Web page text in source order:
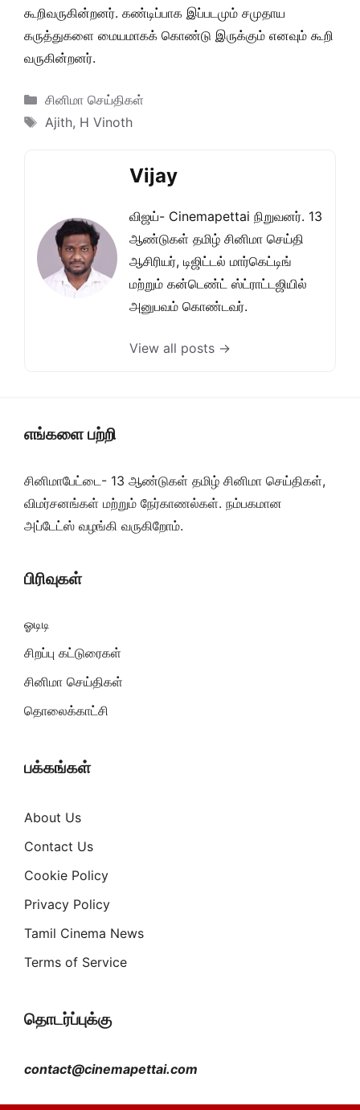
கூறிவருகின்றனர். கண்டிப்பாக இப்படமும் சமுதாய
கருத்துகளை மையமாகக் கொண்டு இருக்கும் எனவும் கூறி
வருகின்றனர்.
Categories
சினிமா செய்திகள்
Tags
Ajith, H Vinoth
Vijay
விஜய்- Cinemapettai நிறுவனர். 13
ஆண்டுகள் தமிழ் சினிமா செய்தி
ஆசிரியர், டிஜிட்டல் மார்கெட்டிங்
மற்றும் கன்டெண்ட் ஸ்ட்ராட்டஜியில்
அனுபவம் கொண்டவர்.
View all posts →
எங்களை பற்றி
சினிமாபேட்டை- 13 ஆண்டுகள் தமிழ் சினிமா செய்திகள்,
விமர்சனங்கள் மற்றும் நேர்காணல்கள். நம்பகமான
அப்டேட்ஸ் வழங்கி வருகிறோம்.
பிரிவுகள்
ஓடிடி
சிறப்பு கட்டுரைகள்
சினிமா செய்திகள்
தொலைக்காட்சி
பக்கங்கள்
About Us
Contact Us
Cookie Policy
Privacy Policy
Tamil Cinema News
Terms of Service
தொடர்ப்புக்கு
contact@cinemapettai.com